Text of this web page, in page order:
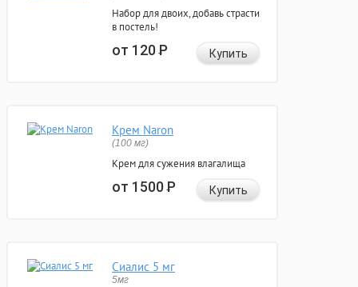
Набор для двоих, добавь страсти
в постель!
от 120Р Купить
Крем Naron
(100 мг)
Крем для сужения влагалища
от 1500Р Купить
Сиалис 5 мг
5мг